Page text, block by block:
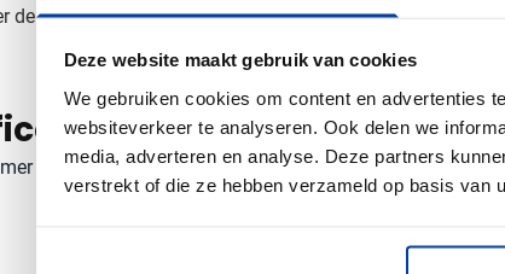
Deze website maakt gebruik van cookies
We gebruiken cookies om content en advertenties
websiteverkeer te analyseren. Ook delen we
media, adverteren en analyse. Deze partners
verstrekt of die ze hebben verzameld op basis van
de beste bedrukking voor jouw logo? Neem contact met
14321
29 gram